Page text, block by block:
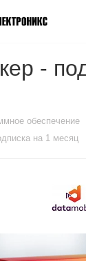
-
обеспечение
на 1 месяц